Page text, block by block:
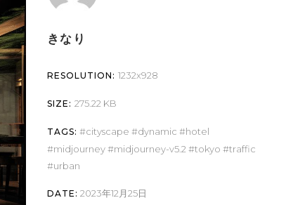
きなり
RESOLUTION: 1232x928
SIZE: 275.22 KB
TAGS: cityscape dynamic
hotel
midjourney
midjourney-v5.2 tokyo
traffic
urban
DATE: 2023年12月25日